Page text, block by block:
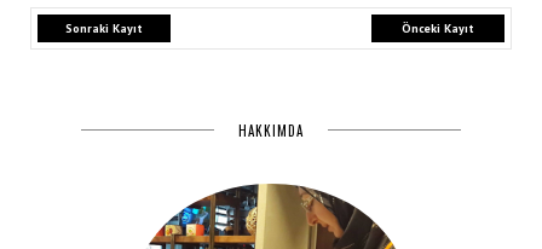
Sonraki Kayıt Önceki Kayıt
HAKKIMDA